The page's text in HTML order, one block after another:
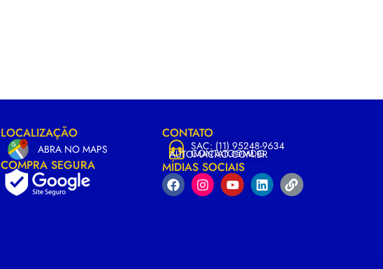
LOCALIZAÇÃO
ABRA NO MAPS
COMPRA SEGURA
CONTATO
SAC: (11) 95248-9634
CONTATO@MDG
AUTOMACAO.COM.BR
MÍDIAS SOCIAIS